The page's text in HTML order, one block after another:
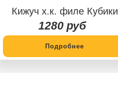
Кижуч х.к. филе Кубики
1280 руб
Подробнее